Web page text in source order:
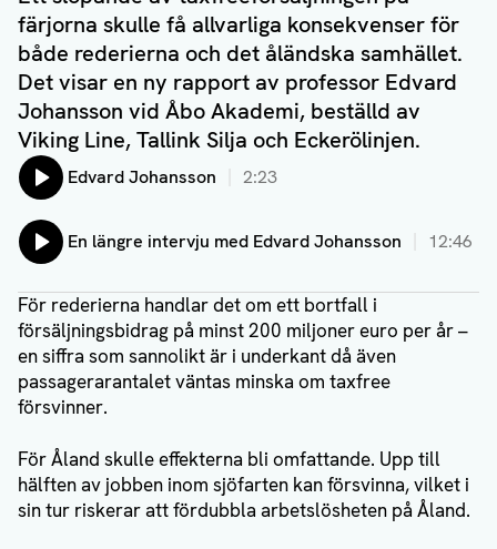
färjorna skulle få allvarliga konsekvenser för
både rederierna och det åländska samhället.
Det visar en ny rapport av professor Edvard
Johansson vid Åbo Akademi, beställd av
Viking Line, Tallink Silja och Eckerölinjen.
Lyssna på:
Edvard Johansson 2:23
Lyssna på:
En längre intervju med Edvard Johansson 12:46
För rederierna handlar det om ett bortfall i
försäljningsbidrag på minst 200 miljoner euro per år –
en siffra som sannolikt är i underkant då även
passagerarantalet väntas minska om taxfree
försvinner.
För Åland skulle effekterna bli omfattande. Upp till
hälften av jobben inom sjöfarten kan försvinna, vilket i
sin tur riskerar att fördubbla arbetslösheten på Åland.